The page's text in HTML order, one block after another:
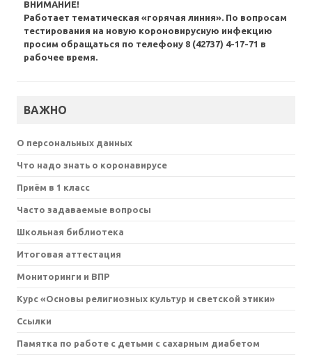
ВНИМАНИЕ!
Работает тематическая «горячая линия». По вопросам
тестирования на новую короновирусную инфекцию
просим обращаться по телефону 8 (42737) 4-17-71 в
рабочее время.
ВАЖНО
О персональных данных
Что надо знать о коронавирусе
Приём в 1 класс
Часто задаваемые вопросы
Школьная библиотека
Итоговая аттестация
Мониторинги и ВПР
Курс «Основы религиозных культур и светской этики»
Ссылки
Памятка по работе с детьми с сахарным диабетом